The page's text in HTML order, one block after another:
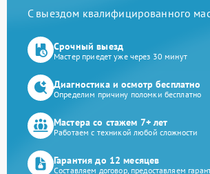
С выездом квалифицированного
Срочный выезд
Мастер приедет уже через 30 минут
Диагностика и осмотр бесплатно
Определим причину поломки бесплатно
Мастера со стажем 7+ лет
Работаем с техникой любой сложности
Гарантия до 12 месяцев
Составляем договор, предоставляем